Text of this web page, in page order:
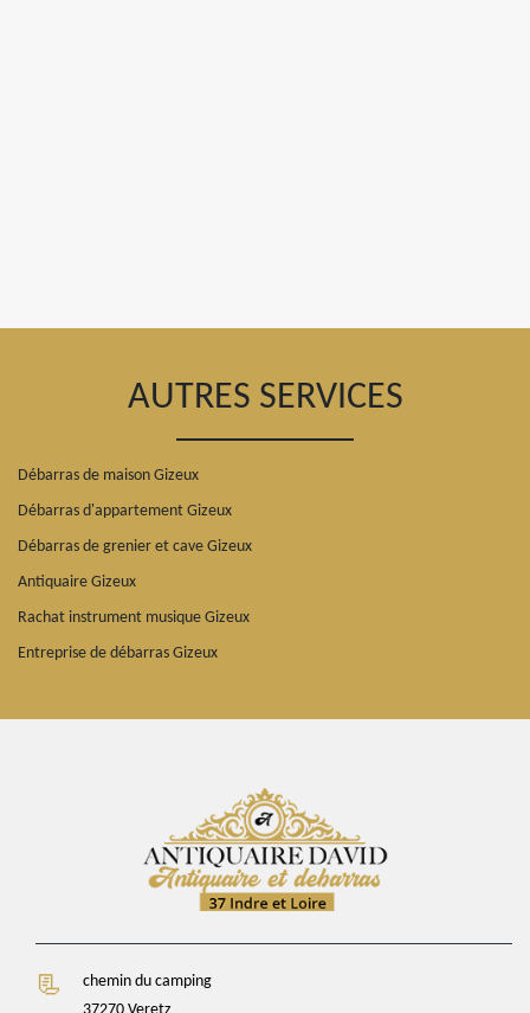
AUTRES SERVICES
Débarras de maison Gizeux
Débarras d'appartement Gizeux
Débarras de grenier et cave Gizeux
Antiquaire Gizeux
Rachat instrument musique Gizeux
Entreprise de débarras Gizeux
chemin du camping
37270 Veretz